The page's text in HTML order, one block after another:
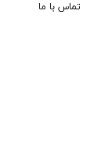
تماس با ما